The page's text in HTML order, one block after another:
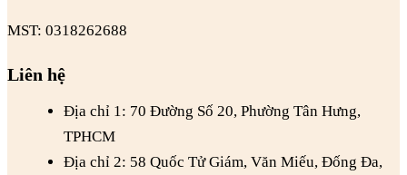
MST: 0318262688
Liên hệ
Địa chỉ 1: 70 Đường Số 20, Phường Tân Hưng,
TPHCM
Địa chỉ 2: 58 Quốc Tử Giám, Văn Miếu, Đống Đa,